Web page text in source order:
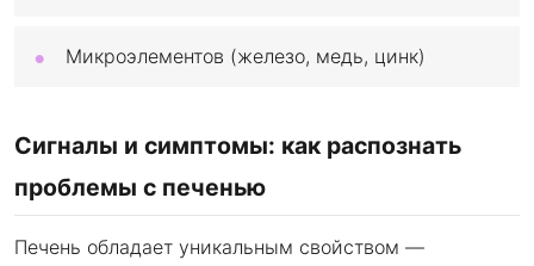
Микроэлементов (железо, медь, цинк)
Сигналы и симптомы: как распознать
проблемы с печенью
Печень обладает уникальным свойством —